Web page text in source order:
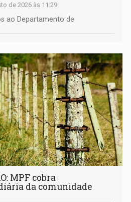
de 2026 às 11:29
ao Departamento de
MPF cobra
da comunidade